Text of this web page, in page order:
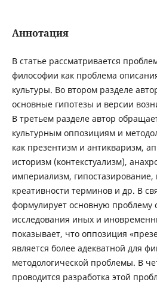
Аннотация
В статье рассматривается
философии как проблема
культуры. Во втором разделе
основные гипотезы и версии
В третьем разделе автор
культурным оппозициям и
как презентизм и антикваризм,
историзм (контекстуализм),
империализм, гипостазирование,
креативности терминов и др. В
формулирует основную проблему
исследования иных и
показывает, что оппозиция
является более адекватной для
методологической проблемы. В
проводится разработка этой